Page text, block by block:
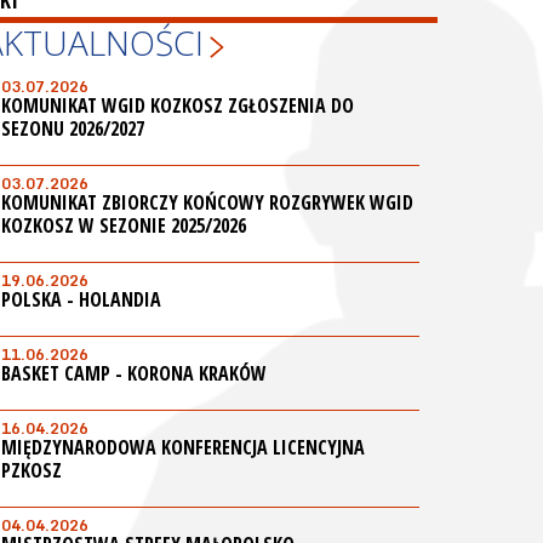
03.07.2026
KOMUNIKAT WGID KOZKOSZ ZGŁOSZENIA DO
SEZONU 2026/2027
03.07.2026
KOMUNIKAT ZBIORCZY KOŃCOWY ROZGRYWEK WGID
KOZKOSZ W SEZONIE 2025/2026
19.06.2026
POLSKA - HOLANDIA
11.06.2026
BASKET CAMP - KORONA KRAKÓW
16.04.2026
MIĘDZYNARODOWA KONFERENCJA LICENCYJNA
PZKOSZ
04.04.2026